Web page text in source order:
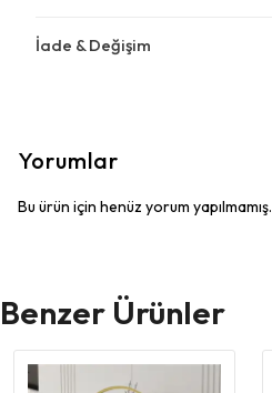
İade & Değişim
Yorumlar
Bu ürün için henüz yorum yapılmamış.
Benzer Ürünler